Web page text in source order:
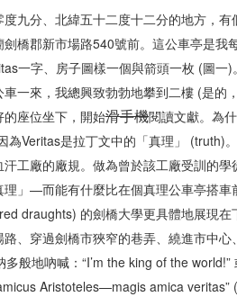
度九分、北緯五十二度十二分的地方，
劍橋郡新市場路540號前。這公車亭是
一字、房子圖樣一個與箭頭一枚 (圖
車一來，我總興致勃勃地攀到二樓 (是的
的座位坐下，開始滑手機閱讀文獻。為
為Veritas是拉丁文中的「真理」 (truth)
汗工廠的廠規。做為曾於該工廠受訓的
理」—而能有什麼比在個真理公車亭搭車
draughts) 的劍橋大學更具體地展現
路、穿過劍橋市狹窄的巷弄、繞進市中
多般地吶喊：“I’m the king of the
Aristoteles—magis amica